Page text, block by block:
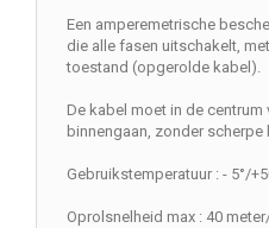
Een amperemetrische
die alle fasen uitschakelt,
toestand (opgerolde kabel).
De kabel moet in de
binnengaan, zonder scherpe
Gebruikstemperatuur : - 5°/
Oprolsnelheid max : 40